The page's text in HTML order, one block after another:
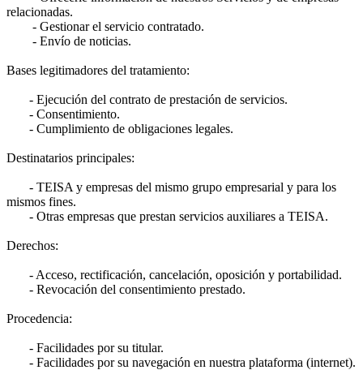
relacionadas.
- Gestionar el servicio contratado.
- Envío de noticias.
Bases legitimadores del tratamiento:
- Ejecución del contrato de prestación de servicios.
- Consentimiento.
- Cumplimiento de obligaciones legales.
Destinatarios principales:
- TEISA y empresas del mismo grupo empresarial y para los
mismos fines.
- Otras empresas que prestan servicios auxiliares a TEISA.
Derechos:
- Acceso, rectificación, cancelación, oposición y portabilidad.
- Revocación del consentimiento prestado.
Procedencia:
- Facilidades por su titular.
- Facilidades por su navegación en nuestra plataforma (internet).